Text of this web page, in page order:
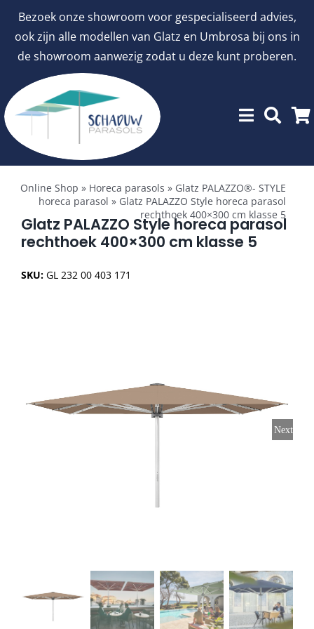
Bezoek onze showroom voor gespecialiseerd advies,
ook zijn alle modellen van Glatz en Umbrosa bij ons in
de showroom aanwezig zodat u deze kunt proberen.
inhoud
Toggle
Navigation
aanbiedingen
Muurparasols
Balkonklemmen
Online Shop » Horeca parasols » Glatz PALAZZO®- STYLE
horeca parasol » Glatz PALAZZO Style horeca parasol
rechthoek 400×300 cm klasse 5
Glatz PALAZZO Style horeca parasol
rechthoek 400×300 cm klasse 5
SKU: GL 232 00 403 171
Next